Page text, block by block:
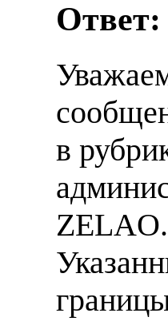
Ответ:
в